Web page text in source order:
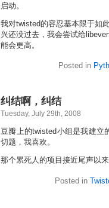
启动。
我对twisted的容忍基本限于如
兴还没过去，我会尝试给
能会更高。
Posted in
纠结啊，纠结
Tuesday, July 29th, 2008
豆瓣上的twisted小组是我建立
切题，我喜欢。
那个累死人的项目接近尾声以
Posted in